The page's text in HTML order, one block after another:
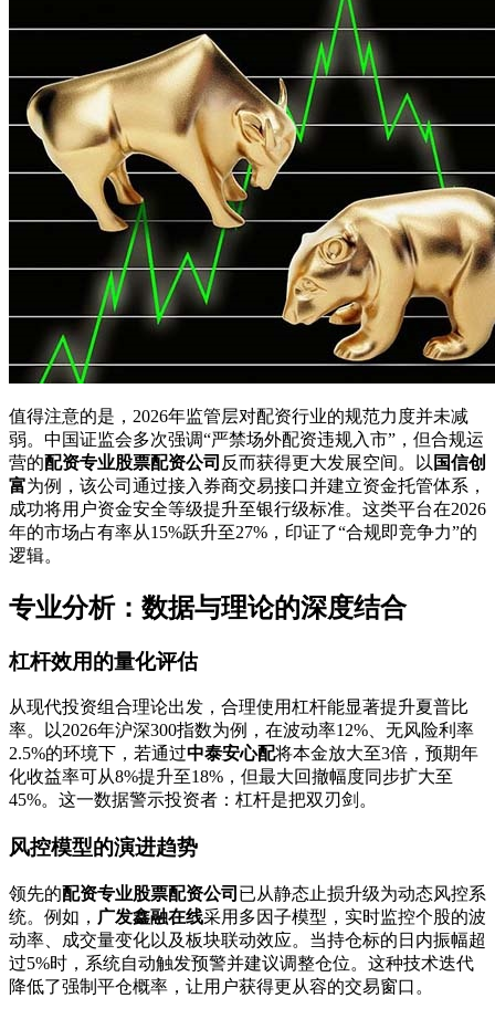
值得注意的是，2026年监管层对配资行业的规范力度并未减
弱。中国证监会多次强调“严禁场外配资违规入市”，但合规运
营的配资专业股票配资公司 反而获得更大发展空间。以 国信创
富为例，该公司通过接入券商交易接口并建立资金托管体系，
成功将用户资金安全等级提升至银行级标准。这类平台在2026
年的市场占有率从15%跃升至27%，印证了“合规即竞争力”的
逻辑。
专业分析：数据与理论的深度结合
杠杆效用的量化评估
从现代投资组合理论出发，合理使用杠杆能显著提升夏普比
率。以2026年沪深300指数为例，在波动率12%、无风险利率
2.5%的环境下，若通过中泰安心配将本金放大至3倍，预期年
化收益率可从8%提升至18%，但最大回撤幅度同步扩大至
45%。这一数据警示投资者：杠杆是把双刃剑。
风控模型的演进趋势
领先的配资专业股票配资公司 已从静态止损升级为动态风控系
统。例如， 广发鑫融在线采用多因子模型，实时监控个股的波
动率、成交量变化以及板块联动效应。当持仓标的日内振幅超
过5%时，系统自动触发预警并建议调整仓位。这种技术迭代
降低了强制平仓概率，让用户获得更从容的交易窗口。